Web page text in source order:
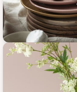
IB Laursen